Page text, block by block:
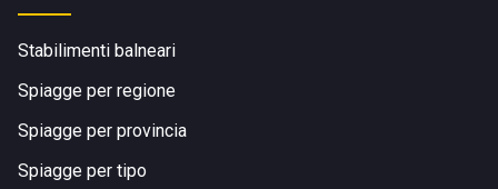
Stabilimenti balneari
Spiagge per regione
Spiagge per provincia
Spiagge per tipo